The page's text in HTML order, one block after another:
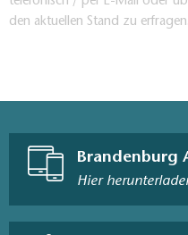
1:35.000, Dr. Barthel
den aktuellen Stand zu erfragen.
Brandenburg
Hier